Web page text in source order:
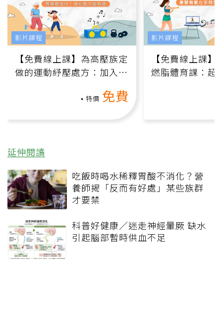
【免費線上課】為高壓族定
做的運動紓壓處方：加入行
特價 免費
影片課程
【免費線上課
燃脂體育課：超
影片課程
延伸閱讀
吃飯時喝水稀釋胃酸不消化？營
養師揭「反而有好處」某些族群
才要禁
科普好健康／迷走神經暈厥 缺水
引起腦部暫時供血不足